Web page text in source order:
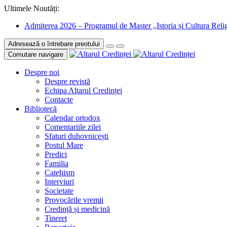
Ultimele Noutăți:
Admiterea 2026 – Programul de Master „Istoria și Cultura
Adresează o întrebare preotului
Comutare navigare
Despre noi
Despre revistă
Echipa Altarul Credinței
Contacte
Bibliotecă
Calendar ortodox
Comentariile zilei
Sfaturi duhovnicești
Postul Mare
Predici
Familia
Catehism
Interviuri
Societate
Provocările vremii
Credință și medicină
Tineret